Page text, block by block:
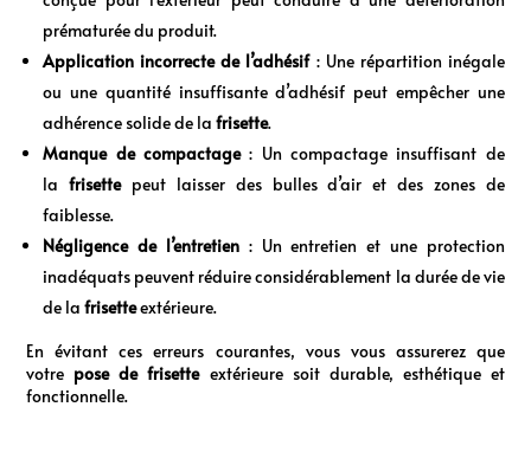
prématurée du produit.
Application incorrecte de l’adhésif : Une répartition inégale
ou une quantité insuffisante d’adhésif peut empêcher une
adhérence solide de la frisette.
Manque de compactage : Un compactage insuffisant de
la frisette peut laisser des bulles d’air et des zones de
faiblesse.
Négligence de l’entretien : Un entretien et une protection
inadéquats peuvent réduire considérablement la durée de vie
de la frisetteextérieure.
En évitant ces erreurs courantes, vous vous assurerez que
votre pose de frisette extérieure soit durable, esthétique et
fonctionnelle.